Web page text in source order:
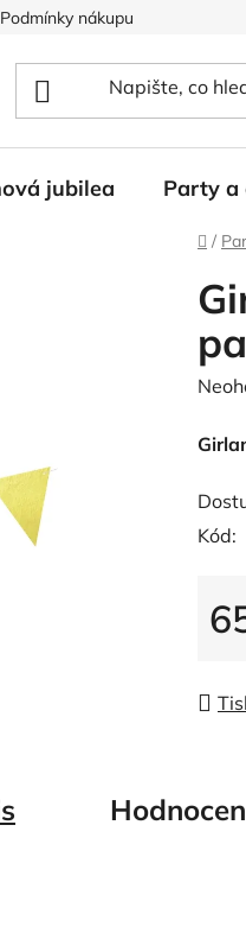
Podmínky nákupu
jubilea Party a
/
0,0
z
Kód: